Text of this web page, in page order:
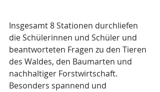
Insgesamt 8 Stationen durchliefen
die Schülerinnen und Schüler und
beantworteten Fragen zu den Tieren
des Waldes, den Baumarten und
nachhaltiger Forstwirtschaft.
Besonders spannend und